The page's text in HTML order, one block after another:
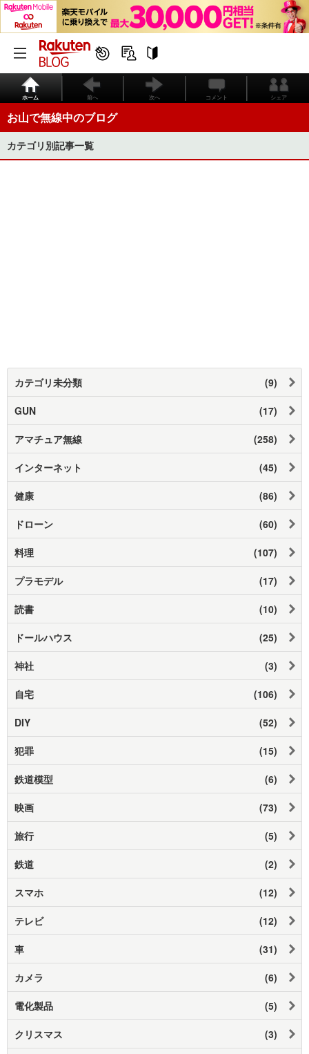
ホーム 前へ 次へ コメント シェア
お山で無線中のブログ
カテゴリ別記事一覧
カテゴリ未分類 (9)
GUN (17)
アマチュア無線 (258)
インターネット (45)
健康 (86)
ドローン (60)
料理 (107)
プラモデル (17)
読書 (10)
ドールハウス (25)
神社 (3)
自宅 (106)
DIY (52)
犯罪 (15)
鉄道模型 (6)
映画 (73)
旅行 (5)
鉄道 (2)
スマホ (12)
テレビ (12)
車 (31)
カメラ (6)
電化製品 (5)
クリスマス (3)